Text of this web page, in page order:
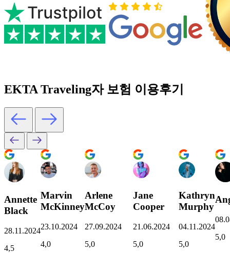
EKTA Traveling자 보험 이용후기
Annette
Black
28.11.2024
4,5
Marvin
McKinney
23.10.2024
4,0
Arlene
McCoy
27.09.2024
5,0
Jane
Cooper
21.06.2024
5,0
Kathryn
Murphy
04.11.2024
5,0
5,0